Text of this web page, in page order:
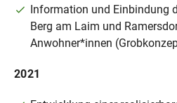
Information und Einbindung
Berg am Laim und
Anwohner*innen
2021